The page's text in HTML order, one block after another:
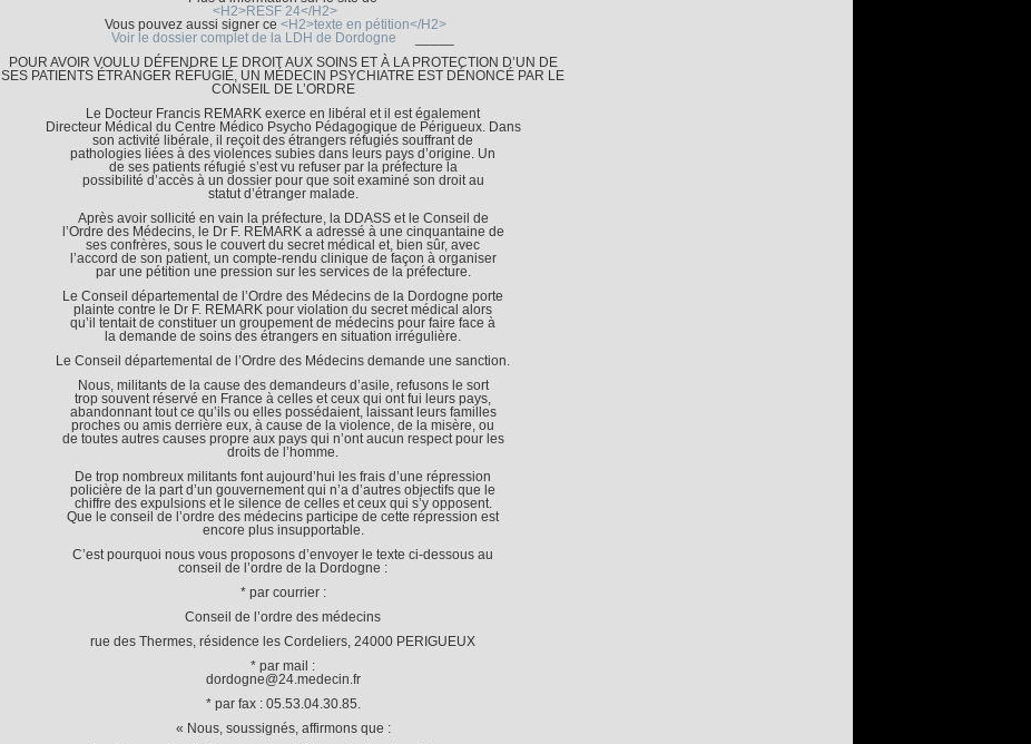
<H2>RESF 24</H2>
Vous pouvez aussi signer ce <H2>texte en pétition</H2>
Voir le dossier complet de la LDH de Dordogne
POUR AVOIR VOULU DÉFENDRE LE DROIT AUX SOINS ET À LA PROTECTION D’UN DE
SES PATIENTS ÉTRANGER RÉFUGIÉ, UN MÉDECIN PSYCHIATRE EST DÉNONCÉ PAR LE
CONSEIL DE L’ORDRE
Le Docteur Francis REMARK exerce en libéral et il est également
Directeur Médical du Centre Médico Psycho Pédagogique de Périgueux. Dans
son activité libérale, il reçoit des étrangers réfugiés souffrant de
pathologies liées à des violences subies dans leurs pays d’origine. Un
de ses patients réfugié s’est vu refuser par la préfecture la
possibilité d’accès à un dossier pour que soit examiné son droit au
statut d’étranger malade.
Après avoir sollicité en vain la préfecture, la DDASS et le Conseil de
l’Ordre des Médecins, le Dr F. REMARK a adressé à une cinquantaine de
ses confrères, sous le couvert du secret médical et, bien sûr, avec
l’accord de son patient, un compte-rendu clinique de façon à organiser
par une pétition une pression sur les services de la préfecture.
Le Conseil départemental de l’Ordre des Médecins de la Dordogne porte
plainte contre le Dr F. REMARK pour violation du secret médical alors
qu’il tentait de constituer un groupement de médecins pour faire face à
la demande de soins des étrangers en situation irrégulière.
Le Conseil départemental de l’Ordre des Médecins demande une sanction.
Nous, militants de la cause des demandeurs d’asile, refusons le sort
trop souvent réservé en France à celles et ceux qui ont fui leurs pays,
abandonnant tout ce qu’ils ou elles possédaient, laissant leurs familles
proches ou amis derrière eux, à cause de la violence, de la misère, ou
de toutes autres causes propre aux pays qui n’ont aucun respect pour les
droits de l’homme.
De trop nombreux militants font aujourd’hui les frais d’une répression
policière de la part d’un gouvernement qui n’a d’autres objectifs que le
chiffre des expulsions et le silence de celles et ceux qui s’y opposent.
Que le conseil de l’ordre des médecins participe de cette répression est
encore plus insupportable.
C’est pourquoi nous vous proposons d’envoyer le texte ci-dessous au
conseil de l’ordre de la Dordogne :
* par courrier :
Conseil de l’ordre des médecins
rue des Thermes, résidence les Cordeliers, 24000 PERIGUEUX
* par mail :
dordogne@24.medecin.fr
* par fax : 05.53.04.30.85.
« Nous, soussignés, affirmons que :